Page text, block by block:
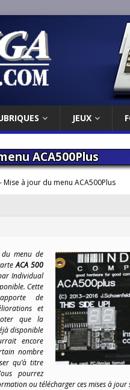
JEUX
ACA500Plus
Mise à jour du menu ACA500Plus
menu de
ACA 500
Individual
Cette
de
et
que la
disponible
encore
nombre
qu’à titre
pourrez
ou télécharger ces mises à jour